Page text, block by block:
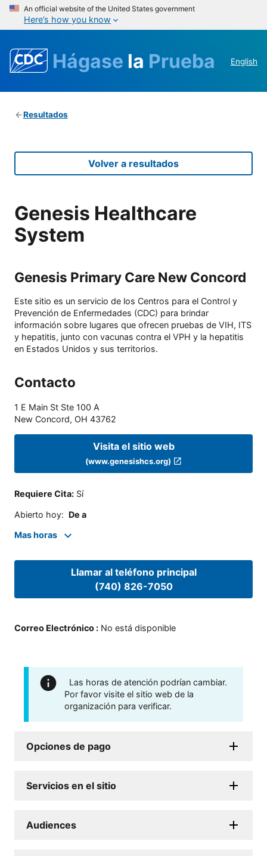
An official website of the United States government
Here’s how you know
Hágase la Prueba English
Resultados
Volver a resultados
Genesis Healthcare
System
Genesis Primary Care New Concord
Este sitio es un servicio de los Centros para el Control y
Prevención de Enfermedades (CDC) para brindar
información sobre lugares que ofrecen pruebas de VIH, ITS
y hepatitis, junto con vacunas contra el VPH y la hepatitis
en Estados Unidos y sus territorios.
Contacto
1 E Main St Ste 100 A
New Concord, OH 43762
Visita el sitio web
(www.genesishcs.org)
Requiere Cita: Sí
Abierto hoy: De a
Mas horas
Llamar al teléfono principal
(740) 826-7050
Correo Electrónico : No está disponible
Las horas de atención podrían cambiar.
Por favor visite el sitio web de la
organización para verificar.
Opciones de pago
Servicios en el sitio
Audiences